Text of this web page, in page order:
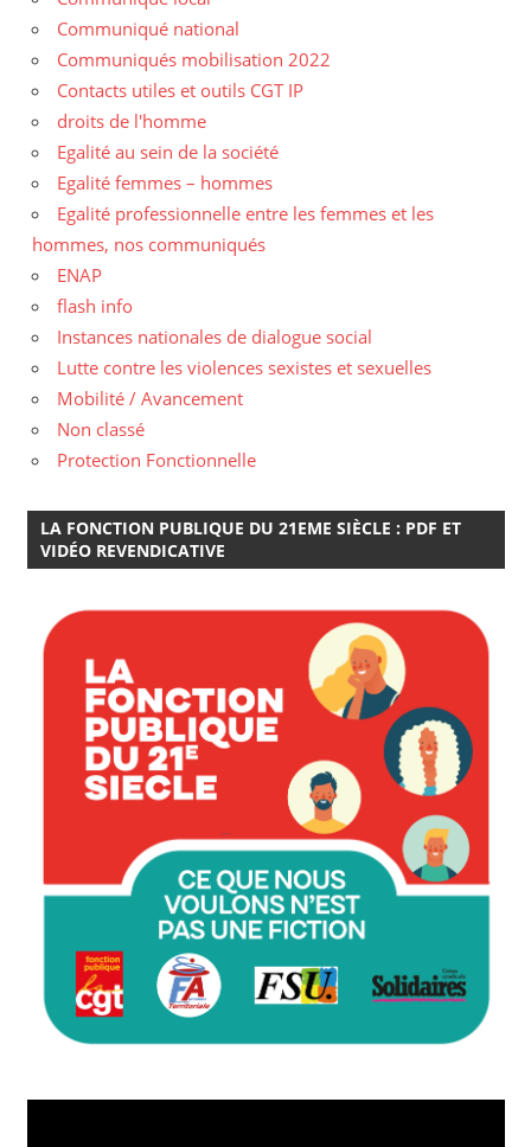
Communiqué national
Communiqués mobilisation 2022
Contacts utiles et outils CGT IP
droits de l'homme
Egalité au sein de la société
Egalité femmes – hommes
Egalité professionnelle entre les femmes et les
hommes, nos communiqués
ENAP
flash info
Instances nationales de dialogue social
Lutte contre les violences sexistes et sexuelles
Mobilité / Avancement
Non classé
Protection Fonctionnelle
LA FONCTION PUBLIQUE DU 21EME SIÈCLE : PDF ET
VIDÉO REVENDICATIVE